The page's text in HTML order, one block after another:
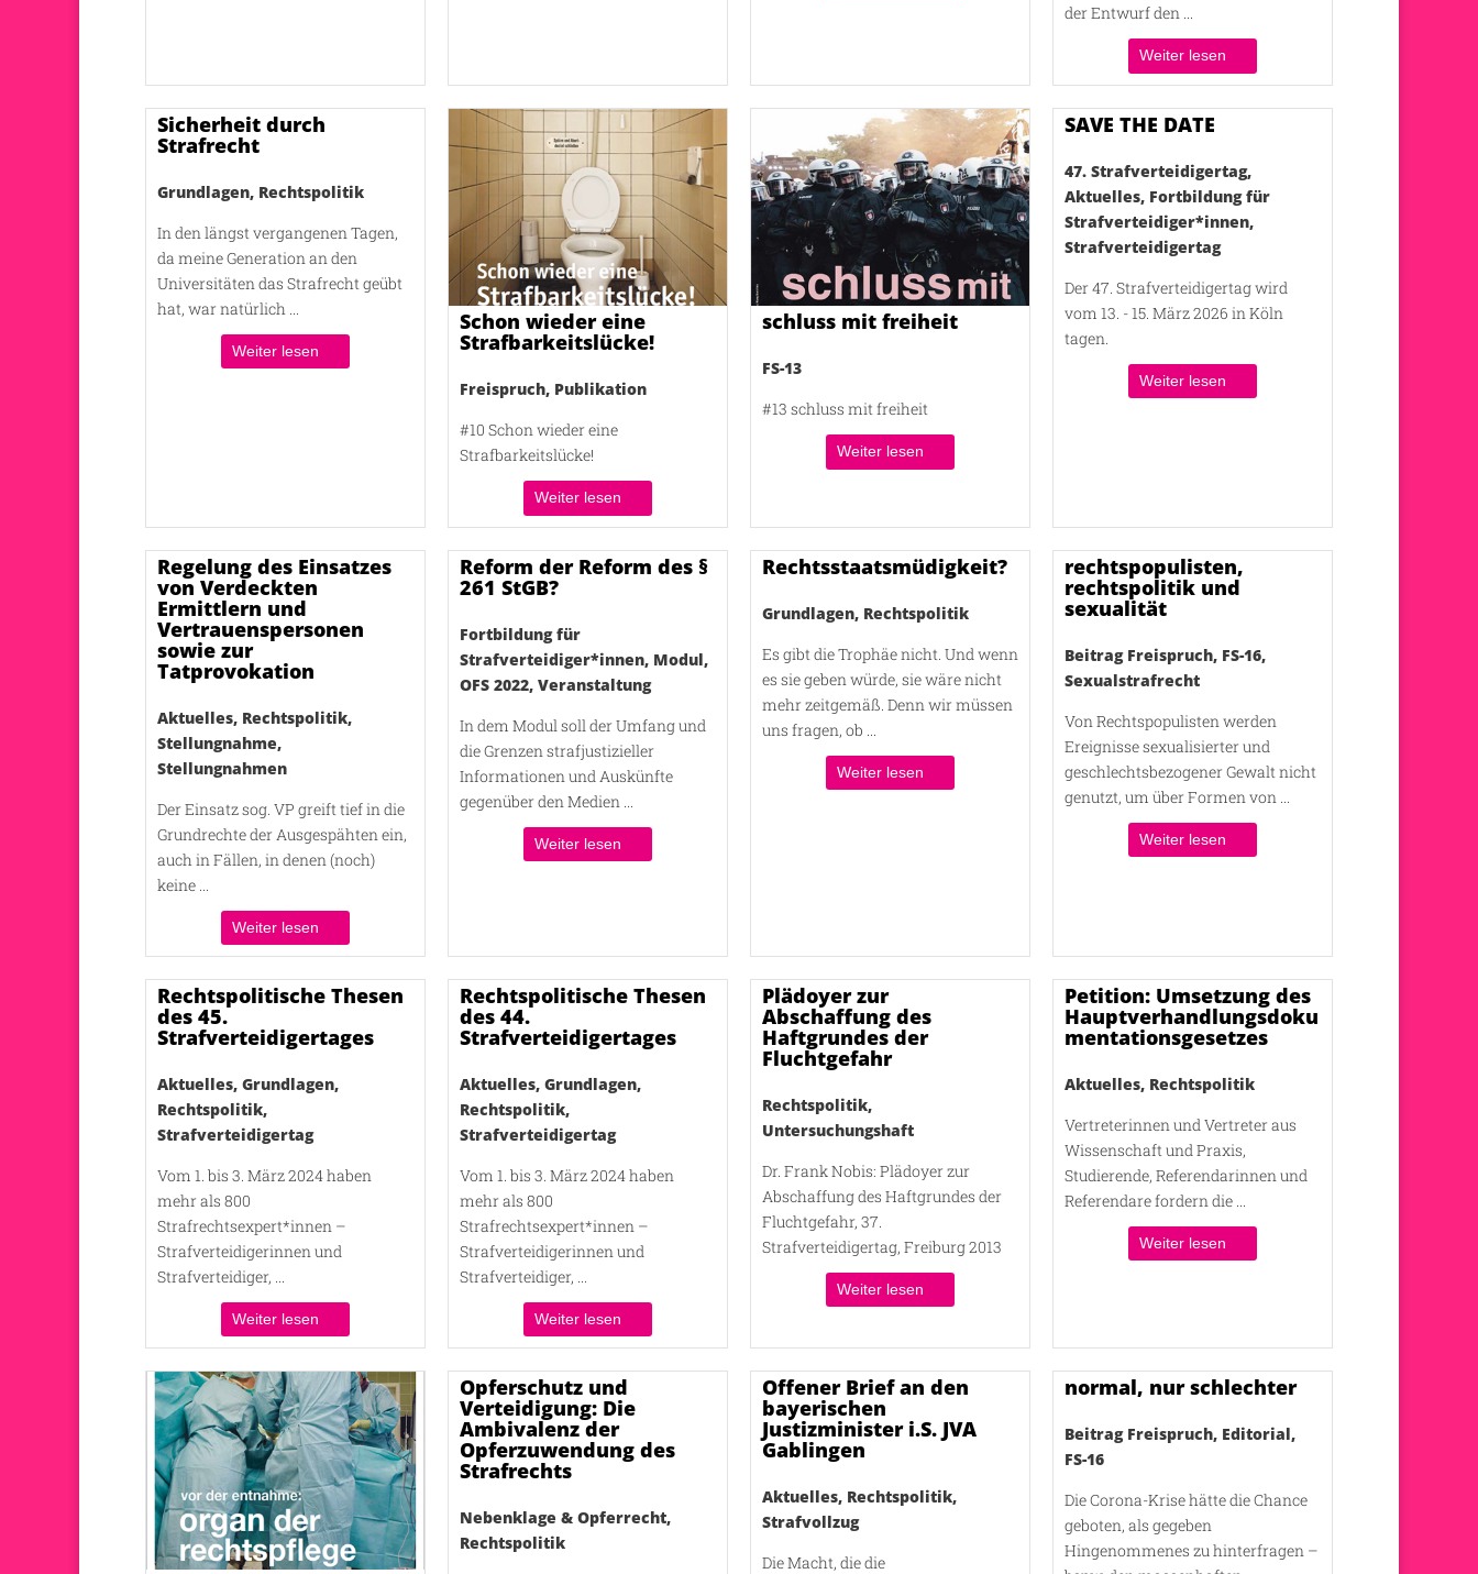
der Entwurf den ...
Weiter lesen
Sicherheit durch
Strafrecht
Grundlagen, Rechtspolitik
In den längst vergangenen Tagen,
da meine Generation an den
Universitäten das Strafrecht geübt
hat, war natürlich ...
Weiter lesen
Schon wieder eine
Strafbarkeitslücke!
Freispruch, Publikation
#10 Schon wieder eine
Strafbarkeitslücke!
Weiter lesen
schluss mit freiheit
FS-13
#13 schluss mit freiheit
Weiter lesen
SAVE THE DATE
47. Strafverteidigertag,
Aktuelles, Fortbildung für
Strafverteidiger*innen,
Strafverteidigertag
Der 47. Strafverteidigertag wird
vom 13. - 15. März 2026 in Köln
tagen.
Weiter lesen
Regelung des Einsatzes
von Verdeckten
Ermittlern und
Vertrauenspersonen
sowie zur
Tatprovokation
Aktuelles, Rechtspolitik,
Stellungnahme,
Stellungnahmen
Der Einsatz sog. VP greift tief in die
Grundrechte der Ausgespähten ein,
auch in Fällen, in denen (noch)
keine ...
Weiter lesen
Reform der Reform des §
261 StGB?
Fortbildung für
Strafverteidiger*innen, Modul,
OFS 2022, Veranstaltung
In dem Modul soll der Umfang und
die Grenzen strafjustizieller
Informationen und Auskünfte
gegenüber den Medien ...
Weiter lesen
Rechtsstaatsmüdigkeit?
Grundlagen, Rechtspolitik
Es gibt die Trophäe nicht. Und wenn
es sie geben würde, sie wäre nicht
mehr zeitgemäß. Denn wir müssen
uns fragen, ob ...
Weiter lesen
rechtspopulisten,
rechtspolitik und
sexualität
Beitrag Freispruch, FS-16,
Sexualstrafrecht
Von Rechtspopulisten werden
Ereignisse sexualisierter und
geschlechtsbezogener Gewalt nicht
genutzt, um über Formen von ...
Weiter lesen
Rechtspolitische Thesen
des 45.
Strafverteidigertages
Aktuelles, Grundlagen,
Rechtspolitik,
Strafverteidigertag
Vom 1. bis 3. März 2024 haben
mehr als 800
Strafrechtsexpert*innen –
Strafverteidigerinnen und
Strafverteidiger, ...
Weiter lesen
Rechtspolitische Thesen
des 44.
Strafverteidigertages
Aktuelles, Grundlagen,
Rechtspolitik,
Strafverteidigertag
Vom 1. bis 3. März 2024 haben
mehr als 800
Strafrechtsexpert*innen –
Strafverteidigerinnen und
Strafverteidiger, ...
Weiter lesen
Plädoyer zur
Abschaffung des
Haftgrundes der
Fluchtgefahr
Rechtspolitik,
Untersuchungshaft
Dr. Frank Nobis: Plädoyer zur
Abschaffung des Haftgrundes der
Fluchtgefahr, 37.
Strafverteidigertag, Freiburg 2013
Weiter lesen
Petition: Umsetzung des
Hauptverhandlungsdoku
mentationsgesetzes
Aktuelles, Rechtspolitik
Vertreterinnen und Vertreter aus
Wissenschaft und Praxis,
Studierende, Referendarinnen und
Referendare fordern die ...
Weiter lesen
Opferschutz und
Verteidigung: Die
Ambivalenz der
Opferzuwendung des
Strafrechts
Nebenklage & Opferrecht,
Rechtspolitik
Offener Brief an den
bayerischen
Justizminister i.S. JVA
Gablingen
Aktuelles, Rechtspolitik,
Strafvollzug
Die Macht, die die
normal, nur schlechter
Beitrag Freispruch, Editorial,
FS-16
Die Corona-Krise hätte die Chance
geboten, als gegeben
Hingenommenes zu hinterfragen –